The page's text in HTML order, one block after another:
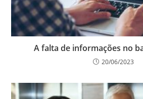
A falta de informações no
20/06/2023